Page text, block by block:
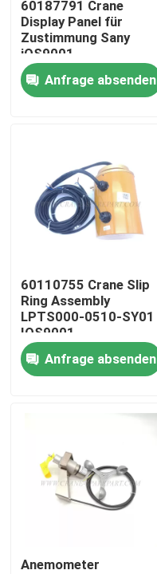
Über uns
Qualitätskontrolle
Kontakt
Referenzen
Ersatzteile des Kranes
Crane Electrical Parts
60187791 Crane
Display Panel für
Zustimmung Sany
iOS9001
Anfrage absenden
60110755 Crane Slip
Ring Assembly
LPTS000-0510-SY01
IOS9001
Anfrage absenden
Anemometer